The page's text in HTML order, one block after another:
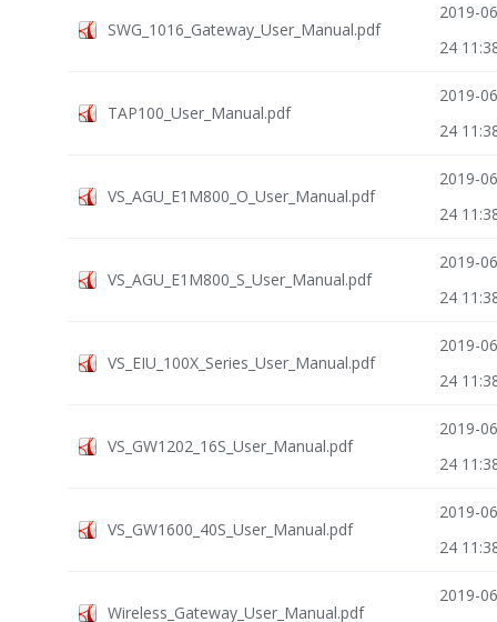
SWG_1016_Gateway_User_Manual.pdf
2019-
24
TAP100_User_Manual.pdf
2019-
24
VS_AGU_E1M800_O_User_Manual.pdf
2019-
24
VS_AGU_E1M800_S_User_Manual.pdf
2019-
24
VS_EIU_100X_Series_User_Manual.pdf
2019-
24
VS_GW1202_16S_User_Manual.pdf
2019-
24
VS_GW1600_40S_User_Manual.pdf
2019-
24
Wireless_Gateway_User_Manual.pdf
2019-